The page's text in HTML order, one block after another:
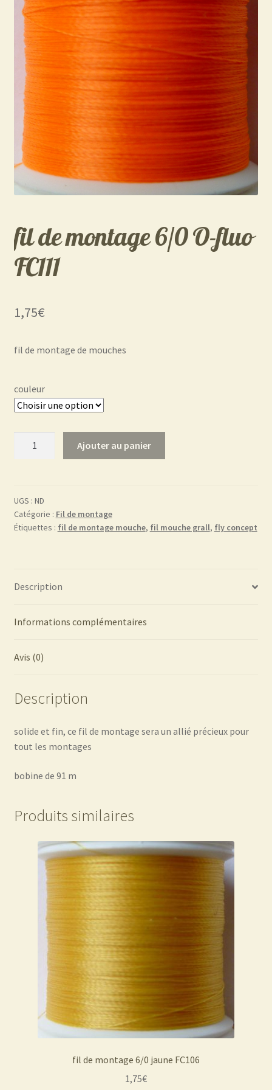
fil de montage 6/0 O-fluo
FC111
1,75€
fil de montage de mouches
couleur
montage
6/0
O-
Ajouter au panier
UGS : ND
Catégorie : Fil de montage
Étiquettes : fil de montage mouche, fil mouche grall, fly concept
Description
Informations complémentaires
Avis (0)
Description
solide et fin, ce fil de montage sera un allié précieux pour
tout les montages
bobine de 91 m
Produits similaires
fil de montage 6/0 jaune FC106
1,75€